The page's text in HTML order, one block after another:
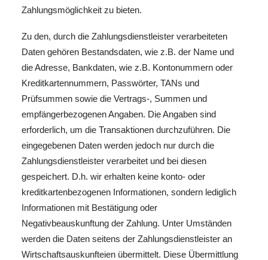
Zahlungsmöglichkeit zu bieten.
Zu den, durch die Zahlungsdienstleister verarbeiteten
Daten gehören Bestandsdaten, wie z.B. der Name und
die Adresse, Bankdaten, wie z.B. Kontonummern oder
Kreditkartennummern, Passwörter, TANs und
Prüfsummen sowie die Vertrags-, Summen und
empfängerbezogenen Angaben. Die Angaben sind
erforderlich, um die Transaktionen durchzuführen. Die
eingegebenen Daten werden jedoch nur durch die
Zahlungsdienstleister verarbeitet und bei diesen
gespeichert. D.h. wir erhalten keine konto- oder
kreditkartenbezogenen Informationen, sondern lediglich
Informationen mit Bestätigung oder
Negativbeauskunftung der Zahlung. Unter Umständen
werden die Daten seitens der Zahlungsdienstleister an
Wirtschaftsauskunfteien übermittelt. Diese Übermittlung